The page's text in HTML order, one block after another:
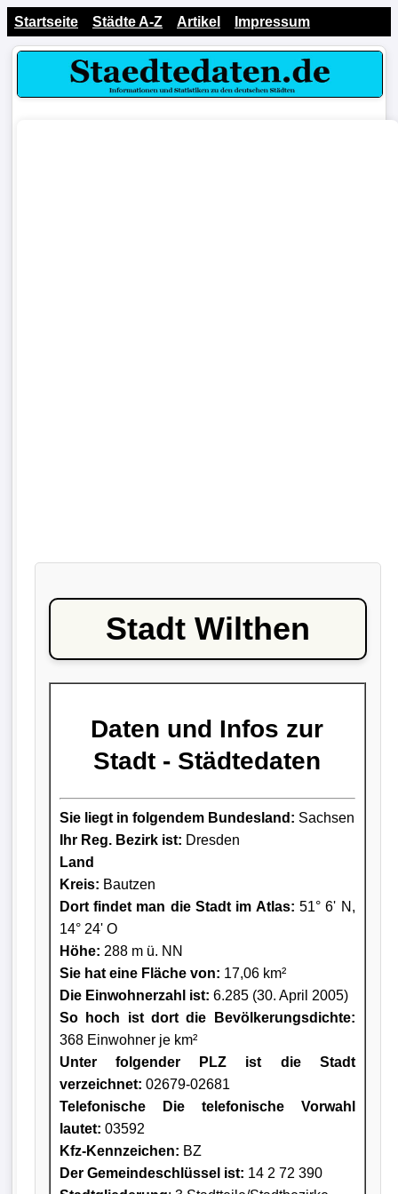
Startseite Städte A-Z Artikel Impressum
Stadt Wilthen
Daten und Infos zur
Stadt - Städtedaten
Sie liegt in folgendem Bundesland: Sachsen
Ihr Reg. Bezirk ist: Dresden
Land
Kreis: Bautzen
Dort findet man die Stadt im Atlas: 51° 6' N,
14° 24' O
Höhe: 288 m ü. NN
Sie hat eine Fläche von: 17,06 km²
Die Einwohnerzahl ist: 6.285 (30. April 2005)
So hoch ist dort die Bevölkerungsdichte:
368 Einwohner je km²
Unter folgender PLZ ist die Stadt
verzeichnet: 02679-02681
Telefonische Die telefonische Vorwahl
lautet: 03592
Kfz-Kennzeichen: BZ
Der Gemeindeschlüssel ist: 14 2 72 390